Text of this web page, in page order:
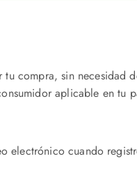
compra, sin necesidad
aplicable en tu
electrónico cuando